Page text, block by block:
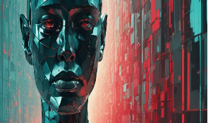
empresariais desta semana nos Estados
transformação profunda no setor
diretos sobre empregos e liberdade
da automação, o retorno ao trabalho
da inteligência artificial em órgãos públicos
equilíbrio de poder entre governo, indústria e